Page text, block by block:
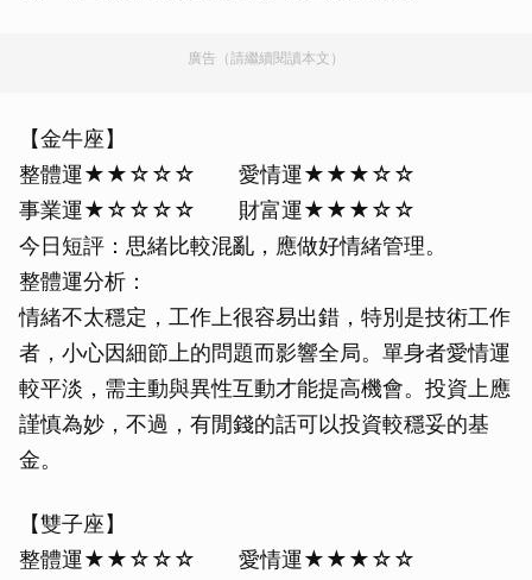
廣告（請繼續閱讀本文）
【金牛座】
整體運★★☆☆☆ 愛情運★★★☆☆
事業運★☆☆☆☆ 財富運★★★☆☆
今日短評：思緒比較混亂，應做好情緒管理。
整體運分析：
情緒不太穩定，工作上很容易出錯，特別是技術工作
者，小心因細節上的問題而影響全局。單身者愛情運
較平淡，需主動與異性互動才能提高機會。投資上應
謹慎為妙，不過，有閒錢的話可以投資較穩妥的基
金。
【雙子座】
整體運★★☆☆☆ 愛情運★★★☆☆